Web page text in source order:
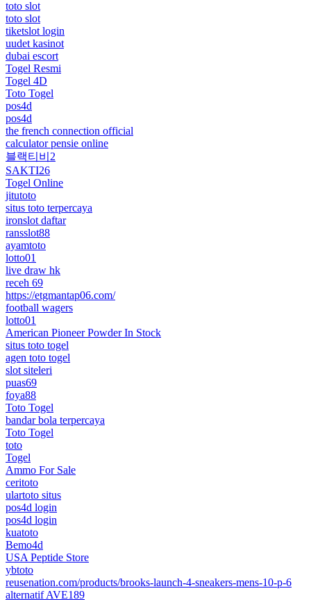
toto slot
toto slot
tiketslot login
uudet kasinot
dubai escort
Togel Resmi
Togel 4D
Toto Togel
pos4d
pos4d
the french connection official
calculator pensie online
블랙티비2
SAKTI26
Togel Online
jitutoto
situs toto terpercaya
ironslot daftar
ransslot88
ayamtoto
lotto01
live draw hk
receh 69
https://etgmantap06.com/
football wagers
lotto01
American Pioneer Powder In Stock
situs toto togel
agen toto togel
slot siteleri
puas69
foya88
Toto Togel
bandar bola terpercaya
Toto Togel
toto
Togel
Ammo For Sale
ceritoto
ulartoto situs
pos4d login
pos4d login
kuatoto
Bemo4d
USA Peptide Store
ybtoto
reusenation.com/products/brooks-launch-4-sneakers-mens-10-p-6
alternatif AVE189